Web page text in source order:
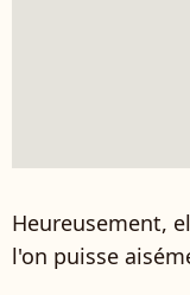
Heureusement,
l'on puisse